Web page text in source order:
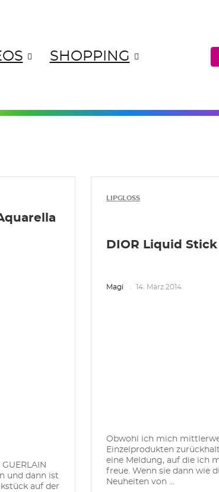
SHOPPING
BLUES
und dann ist
auf der
LIPGLOSS
DIOR Liquid
Magi 14. März 2014
Obwohl ich mich
Einzelprodukten
eine Meldung, auf die ich
freue. Wenn sie dann wie
Neuheiten von ...